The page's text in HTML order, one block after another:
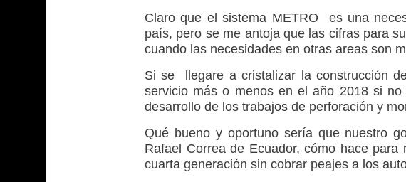
Claro que el sistema METRO es una
país, pero se me antoja que las cifras para
cuando las necesidades en otras areas son
Si se llegare a cristalizar la construcción
servicio más o menos en el año 2018 si no
desarrollo de los trabajos de perforación y
Qué bueno y oportuno sería que nuestro
Rafael Correa de Ecuador, cómo hace
cuarta generación sin cobrar peajes a los